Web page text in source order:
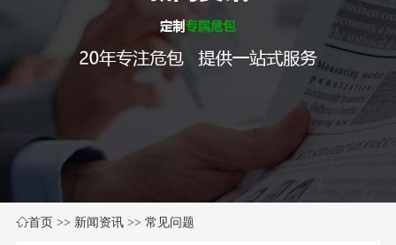
首页>> 新闻资讯>> 常见问题